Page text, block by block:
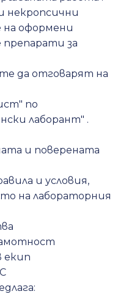
некропсични
на оформени
за
да отговарят на
по
лаборант" .
и поверената
и условия,
на лабораторния
екип